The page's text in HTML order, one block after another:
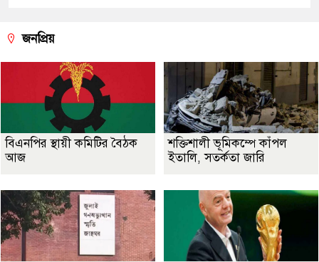
জনপ্রিয়
বিএনপির স্থায়ী কমিটির বৈঠক
আজ
শক্তিশালী ভূমিকম্পে কাঁপল
ইতালি, সতর্কতা জারি